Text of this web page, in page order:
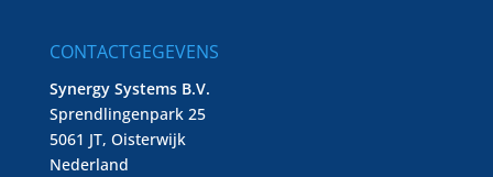
CONTACTGEGEVENS
Synergy Systems B.V.
Sprendlingenpark 25
5061 JT, Oisterwijk
Nederland